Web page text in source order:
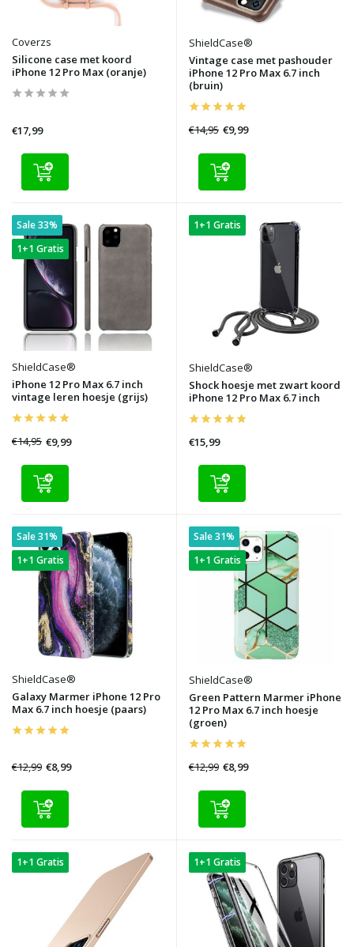
Coverzs
Silicone case met koord
iPhone 12 Pro Max (oranje)
€17,99
ShieldCase®
Vintage case met pashouder
iPhone 12 Pro Max 6.7 inch
(bruin)
€14,95 €9,99
Sale 33%
1+1 Gratis
ShieldCase®
iPhone 12 Pro Max 6.7 inch
vintage leren hoesje (grijs)
€14,95 €9,99
1+1 Gratis
ShieldCase®
Shock hoesje met zwart koord
iPhone 12 Pro Max 6.7 inch
€15,99
Sale 31%
1+1 Gratis
ShieldCase®
Galaxy Marmer iPhone 12 Pro
Max 6.7 inch hoesje (paars)
€12,99 €8,99
Sale 31%
1+1 Gratis
ShieldCase®
Green Pattern Marmer iPhone
12 Pro Max 6.7 inch hoesje
(groen)
€12,99 €8,99
1+1 Gratis 1+1 Gratis